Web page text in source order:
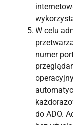
W celu
numer
do ADO.